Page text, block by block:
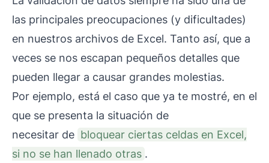
las principales preocupaciones (y dificultades)
en nuestros archivos de Excel. Tanto así, que a
veces se nos escapan pequeños detalles que
pueden llegar a causar grandes molestias.
Por ejemplo, está el caso que ya te mostré, en el
que se presenta la situación de
necesitar de bloquear ciertas celdas en Excel,
si no se han llenado otras .